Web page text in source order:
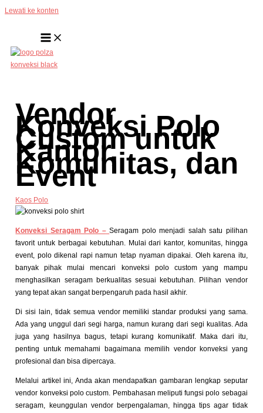
Lewati ke konten
Vendor
Konveksi Polo
Custom untuk
Kantor,
Komunitas, dan
Event
Kaos Polo
Konveksi Seragam Polo – Seragam polo menjadi salah satu pilihan
favorit untuk berbagai kebutuhan. Mulai dari kantor, komunitas, hingga
event, polo dikenal rapi namun tetap nyaman dipakai. Oleh karena itu,
banyak pihak mulai mencari konveksi polo custom yang mampu
menghasilkan seragam berkualitas sesuai kebutuhan. Pilihan vendor
yang tepat akan sangat berpengaruh pada hasil akhir.
Di sisi lain, tidak semua vendor memiliki standar produksi yang sama.
Ada yang unggul dari segi harga, namun kurang dari segi kualitas. Ada
juga yang hasilnya bagus, tetapi kurang komunikatif. Maka dari itu,
penting untuk memahami bagaimana memilih vendor konveksi yang
profesional dan bisa dipercaya.
Melalui artikel ini, Anda akan mendapatkan gambaran lengkap seputar
vendor konveksi polo custom. Pembahasan meliputi fungsi polo sebagai
seragam, keunggulan vendor berpengalaman, hingga tips agar tidak